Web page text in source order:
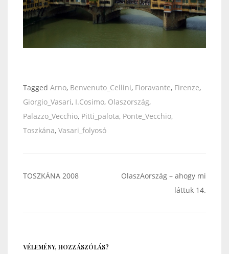
Tagged Arno, Benvenuto_Cellini, Fioravante, Firenze,
Giorgio_Vasari, I.Cosimo, Olaszország,
Palazzo_Vecchio, Pitti_palota, Ponte_Vecchio,
Toszkána, Vasari_folyosó
Bejegyzés
TOSZKÁNA 2008
OlaszAország – ahogy mi
láttuk 14.
VÉLEMÉNY, HOZZÁSZÓLÁS?